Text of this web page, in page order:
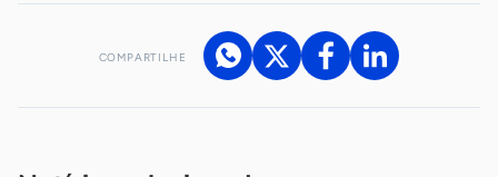
COMPARTILHE